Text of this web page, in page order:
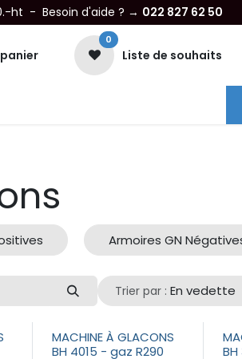
ht - Besoin d'aide ? → 022 827 62 50
0
Liste de souhaits
Armoires GN
Trier par : En vedette
MACHINE À GLACONS
BH 4015 - gaz R290